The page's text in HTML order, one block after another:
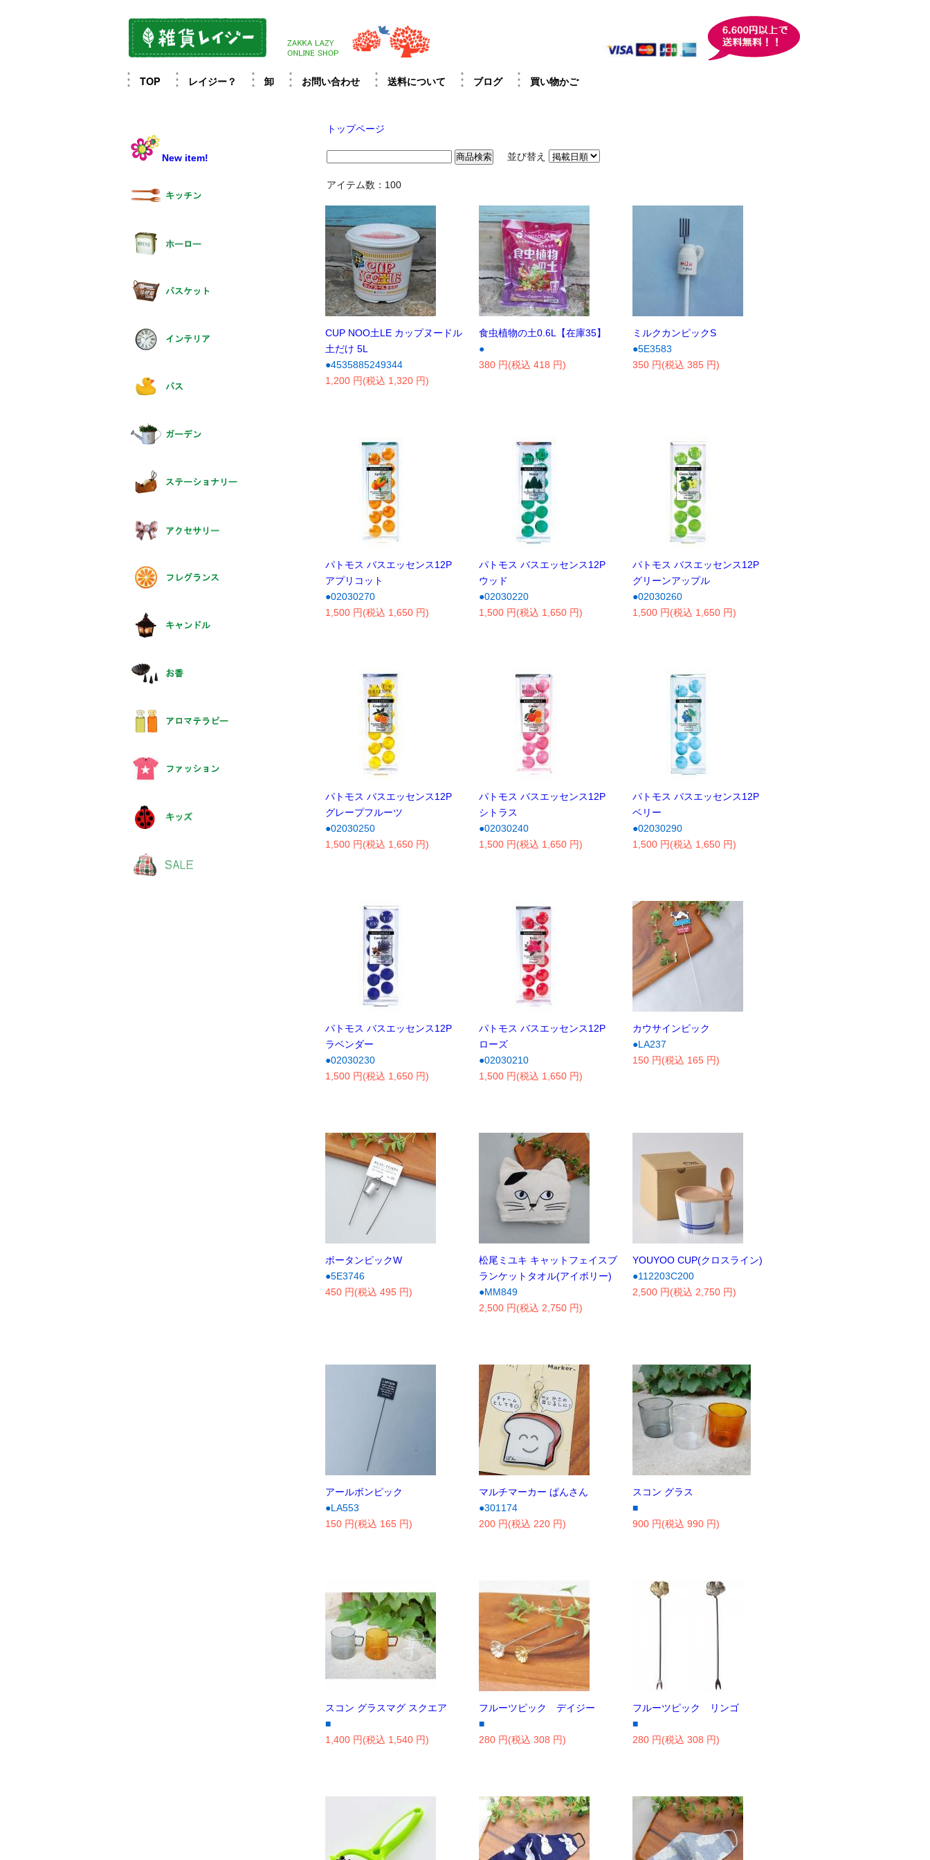
TOP レイジー？ 卸 お問い合わせ 送料について ブログ 買い物かご
トップページ
並び替え
アイテム数：100
CUP NOO土LE カップヌードル
土だけ 5L
●4535885249344
1,200 円(税込 1,320 円)
食虫植物の土0.6L【在庫35】
●
380 円(税込 418 円)
ミルクカンピックS
●5E3583
350 円(税込 385 円)
パトモス バスエッセンス12P
アプリコット
●02030270
1,500 円(税込 1,650 円)
パトモス バスエッセンス12P
ウッド
●02030220
1,500 円(税込 1,650 円)
パトモス バスエッセンス12P
グリーンアップル
●02030260
1,500 円(税込 1,650 円)
パトモス バスエッセンス12P
グレープフルーツ
●02030250
1,500 円(税込 1,650 円)
パトモス バスエッセンス12P
シトラス
●02030240
1,500 円(税込 1,650 円)
パトモス バスエッセンス12P
ベリー
●02030290
1,500 円(税込 1,650 円)
パトモス バスエッセンス12P
ラベンダー
●02030230
1,500 円(税込 1,650 円)
パトモス バスエッセンス12P
ローズ
●02030210
1,500 円(税込 1,650 円)
カウサインピック
●LA237
150 円(税込 165 円)
ボータンピックW
●5E3746
450 円(税込 495 円)
松尾ミユキ キャットフェイスブ
ランケットタオル(アイボリー)
●MM849
2,500 円(税込 2,750 円)
YOUYOO CUP(クロスライン)
●112203C200
2,500 円(税込 2,750 円)
アールボンピック
●LA553
150 円(税込 165 円)
マルチマーカー ぱんさん
●301174
200 円(税込 220 円)
スコン グラス
■
900 円(税込 990 円)
スコン グラスマグ スクエア
■
1,400 円(税込 1,540 円)
フルーツピック デイジー
■
280 円(税込 308 円)
フルーツピック リンゴ
■
280 円(税込 308 円)
New item!